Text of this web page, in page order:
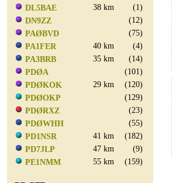
DL5BAE
38 km
(1)
DN9ZZ
(12)
PAØBVD
(75)
PA1FER
40 km
(4)
PA3BRB
35 km
(14)
PDØA
(101)
PDØKOK
29 km
(120)
PDØOKP
(129)
PDØRXZ
(23)
PDØWHH
(55)
PD1NSR
41 km
(182)
PD7JLP
47 km
(9)
PE1NMM
55 km (159)